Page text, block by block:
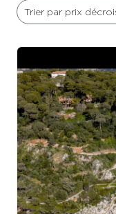
Trier par prix